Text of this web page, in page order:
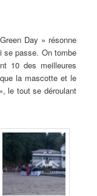
Day » résonne
se passe. On tombe
10 des meilleures
la mascotte et le
le tout se déroulant